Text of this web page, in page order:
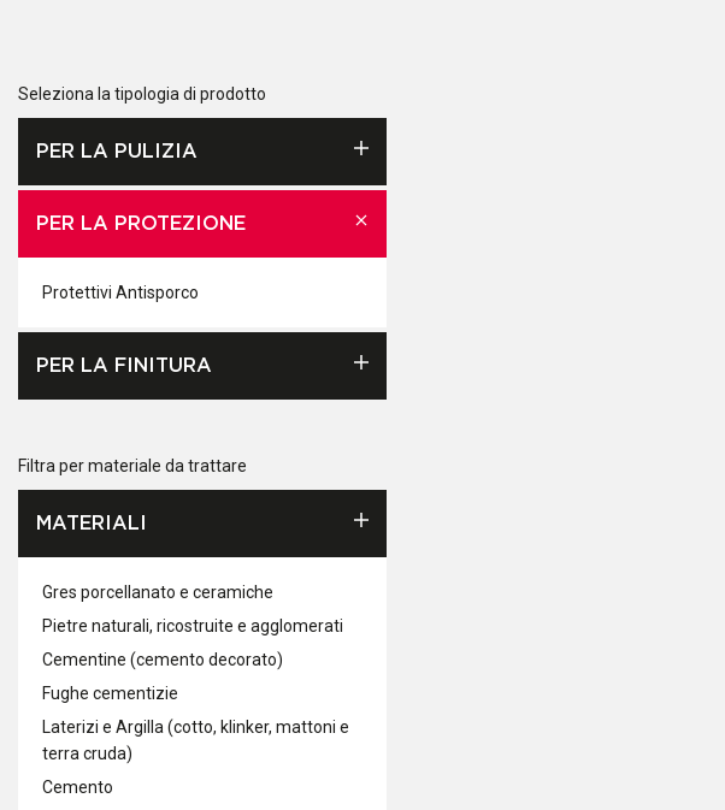
Seleziona la tipologia di prodotto
PER LA PULIZIA
PER LA PROTEZIONE
Protettivi Antisporco
PER LA FINITURA
Filtra per materiale da trattare
MATERIALI
Gres porcellanato e ceramiche
Pietre naturali, ricostruite e agglomerati
Cementine (cemento decorato)
Fughe cementizie
Laterizi e Argilla (cotto, klinker, mattoni e
terra cruda)
Cemento